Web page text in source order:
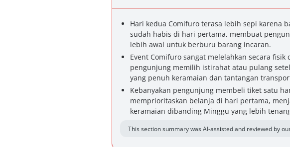
Hari kedua Comifuro terasa lebih sepi karena
sudah habis di hari pertama, membuat
lebih awal untuk berburu barang incaran.
Event Comifuro sangat melelahkan secara
pengunjung memilih istirahat atau pulang
yang penuh keramaian dan tantangan
Kebanyakan pengunjung membeli tiket satu
memprioritaskan belanja di hari pertama,
keramaian dibanding Minggu yang lebih
This section summary was AI-assisted and reviewed by